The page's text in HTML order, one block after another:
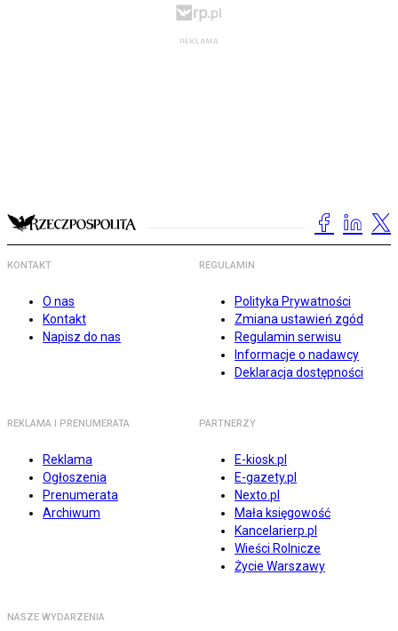
KONTAKT
O nas
Kontakt
Napisz do nas
REGULAMIN
Polityka Prywatności
Zmiana ustawień zgód
Regulamin serwisu
Informacje o nadawcy
Deklaracja dostępności
REKLAMA I PRENUMERATA
Reklama
Ogłoszenia
Prenumerata
Archiwum
PARTNERZY
E-kiosk.pl
E-gazety.pl
Nexto.pl
Mała księgowość
Kancelarierp.pl
Wieści Rolnicze
Życie Warszawy
NASZE WYDARZENIA